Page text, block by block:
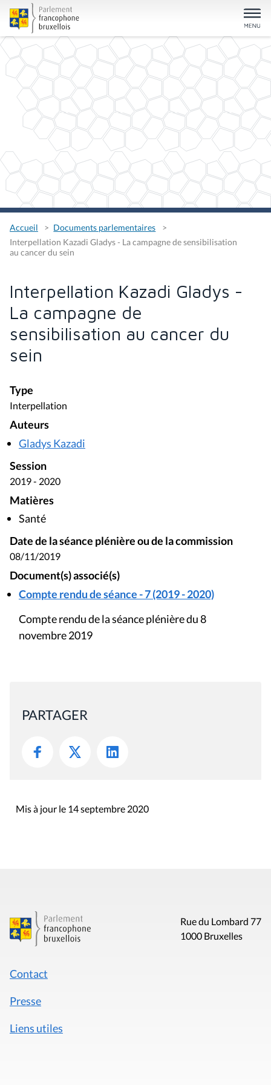
Accueil
Documents parlementaires
Interpellation Kazadi Gladys - La campagne de sensibilisation
au cancer du sein
Interpellation Kazadi Gladys -
La campagne de
sensibilisation au cancer du
sein
Type
Interpellation
Auteurs
Gladys Kazadi
Session
2019 - 2020
Matières
Santé
Date de la séance plénière ou de la commission
08/11/2019
Document(s) associé(s)
Compte rendu de séance - 7 (2019 - 2020)
Compte rendu de la séance plénière du 8
novembre 2019
PARTAGER
Mis à jour le 14 septembre 2020
Rue du Lombard 77
1000 Bruxelles
Contact
Presse
Liens utiles